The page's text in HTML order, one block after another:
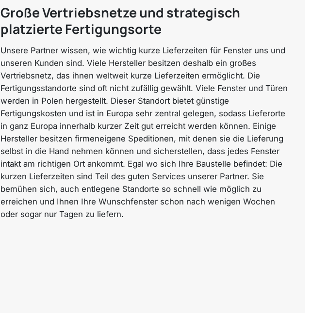
Große Vertriebsnetze und strategisch
platzierte Fertigungsorte
Unsere Partner wissen, wie wichtig kurze Lieferzeiten für Fenster uns und
unseren Kunden sind. Viele Hersteller besitzen deshalb ein großes
Vertriebsnetz, das ihnen weltweit kurze Lieferzeiten ermöglicht. Die
Fertigungsstandorte sind oft nicht zufällig gewählt. Viele Fenster und Türen
werden in Polen hergestellt. Dieser Standort bietet günstige
Fertigungskosten und ist in Europa sehr zentral gelegen, sodass Lieferorte
in ganz Europa innerhalb kurzer Zeit gut erreicht werden können. Einige
Hersteller besitzen firmeneigene Speditionen, mit denen sie die Lieferung
selbst in die Hand nehmen können und sicherstellen, dass jedes Fenster
intakt am richtigen Ort ankommt. Egal wo sich Ihre Baustelle befindet: Die
kurzen Lieferzeiten sind Teil des guten Services unserer Partner. Sie
bemühen sich, auch entlegene Standorte so schnell wie möglich zu
erreichen und Ihnen Ihre Wunschfenster schon nach wenigen Wochen
oder sogar nur Tagen zu liefern.